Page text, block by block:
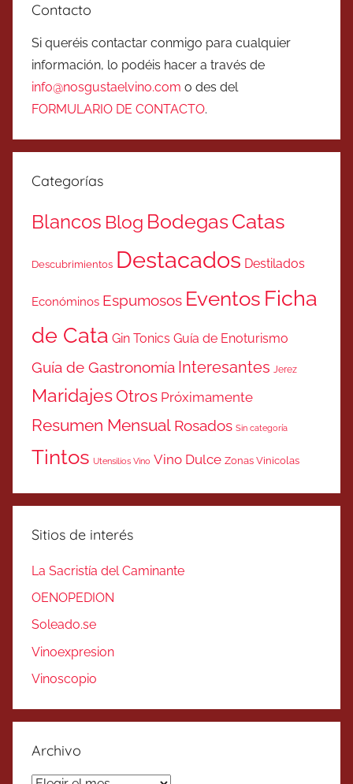
Contacto
Si queréis contactar conmigo para cualquier
información, lo podéis hacer a través de
info@nosgustaelvino.com o des del
FORMULARIO DE CONTACTO.
Categorías
Blancos Blog BodegasCatas
Descubrimientos Destacados Destilados
Económinos Espumosos Eventos Ficha
de Cata Gin Tonics Guía de Enoturismo
Guía de Gastronomía Interesantes Jerez
MaridajesOtros Próximamente
Resumen Mensual Rosados Sin categoría
Tintos Utensilios Vino Vino Dulce Zonas Vinicolas
Sitios de interés
La Sacristía del Caminante
OENOPEDION
Soleado.se
Vinoexpresion
Vinoscopio
Archivo